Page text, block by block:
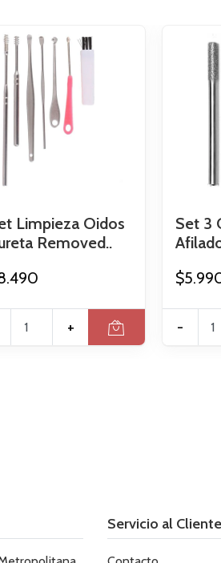
Limpieza Oidos
Removed..
+
Set 3
-
Servicio al Cliente